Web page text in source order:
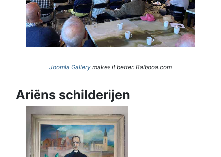
Joomla Gallery makes it better. Balbooa.com
Ariëns schilderijen